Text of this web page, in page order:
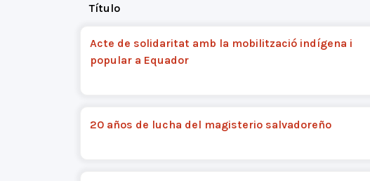
Título
Acte de solidaritat amb la mobilització indígena i
popular a Equador
20 años de lucha del magisterio salvadoreño